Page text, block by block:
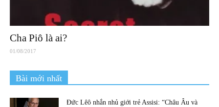
Cha Piô là ai?
01/08/2017
Bài mới nhất
Đức Lêô nhắn nhủ giới trẻ Assisi: “Châu Âu và